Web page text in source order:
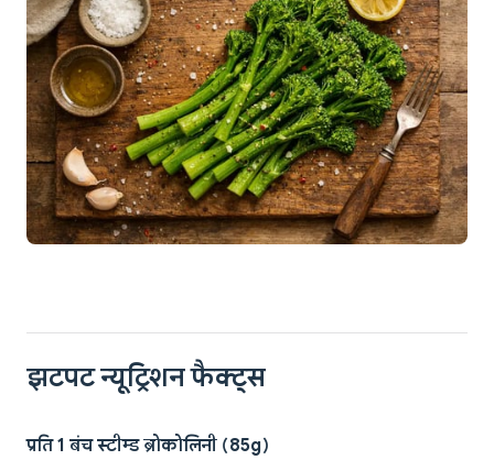
झटपट न्यूट्रिशन फैक्ट्स
प्रति 1 बंच स्टीम्ड ब्रोकोलिनी (85g)